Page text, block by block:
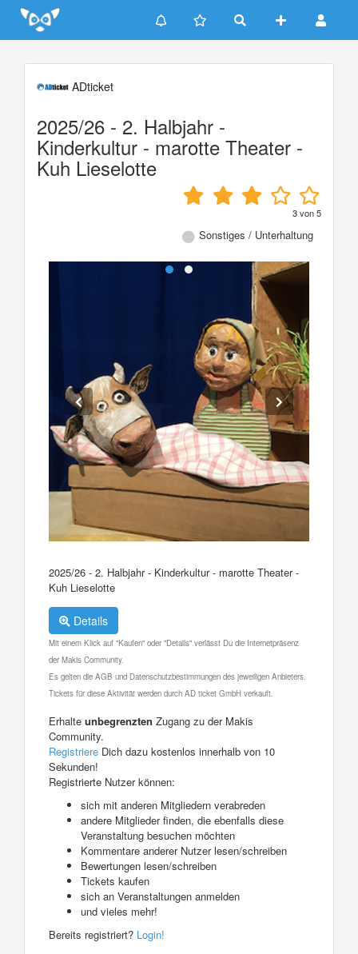
Update cookies preferences
ADticket
2025/26 - 2. Halbjahr -
Kinderkultur - marotte Theater -
Kuh Lieselotte
3von5
Sonstiges / Unterhaltung
2025/26 - 2. Halbjahr - Kinderkultur - marotte Theater -
Kuh Lieselotte
Details
Mit einem Klick auf "Kaufen" oder "Details" verlässt Du die Internetpräsenz
der Makis Community.
Es gelten die AGB und Datenschutzbestimmungen des jeweiligen Anbieters.
Tickets für diese Aktivität werden durch AD ticket GmbH verkauft.
Erhalte unbegrenzten Zugang zu der Makis
Community.
Registriere Dich dazu kostenlos innerhalb von 10
Sekunden!
Registrierte Nutzer können:
sich mit anderen Mitgliedern verabreden
andere Mitglieder finden, die ebenfalls diese
Veranstaltung besuchen möchten
Kommentare anderer Nutzer lesen/schreiben
Bewertungen lesen/schreiben
Tickets kaufen
sich an Veranstaltungen anmelden
und vieles mehr!
Bereits registriert? Login!